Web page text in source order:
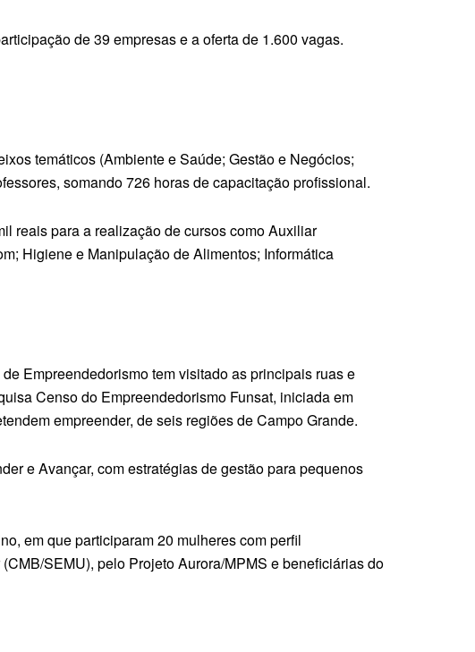
de 39 empresas e a oferta de 1.600 vagas.
temáticos (Ambiente e Saúde; Gestão e Negócios;
somando 726 horas de capacitação profissional.
reais para a realização de cursos como Auxiliar
Higiene e Manipulação de Alimentos; Informática
Empreendedorismo tem visitado as principais ruas e
Censo do Empreendedorismo Funsat, iniciada em
empreender, de seis regiões de Campo Grande.
e Avançar, com estratégias de gestão para pequenos
em que participaram 20 mulheres com perfil
SEMU), pelo Projeto Aurora/MPMS e beneficiárias do